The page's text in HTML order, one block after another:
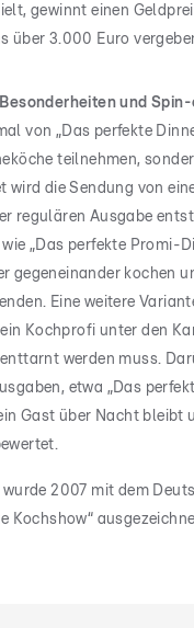
gewinnt einen
über 3.000 Euro
und
von „Das perfekte
teilnehmen,
wird die Sendung von
regulären Ausgabe
„Das perfekte Promi-
gegeneinander kochen
Eine weitere
Kochprofi unter den
werden muss.
etwa „Das
Gast über Nacht bleibt
wurde 2007 mit dem
Kochshow“